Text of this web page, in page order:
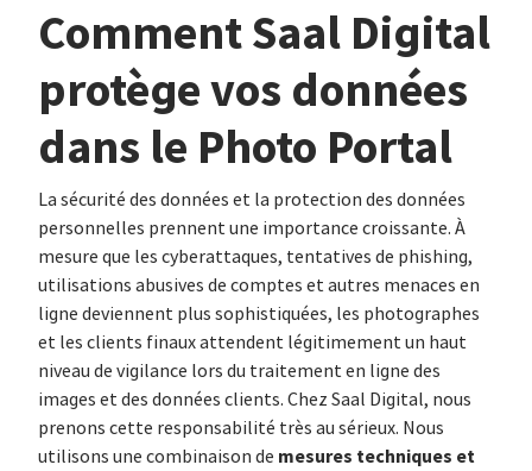
Comment Saal Digital
protège vos données
dans le Photo Portal
La sécurité des données et la protection des données
personnelles prennent une importance croissante. À
mesure que les cyberattaques, tentatives de phishing,
utilisations abusives de comptes et autres menaces en
ligne deviennent plus sophistiquées, les photographes
et les clients finaux attendent légitimement un haut
niveau de vigilance lors du traitement en ligne des
images et des données clients. Chez Saal Digital, nous
prenons cette responsabilité très au sérieux. Nous
utilisons une combinaison de mesures techniques et